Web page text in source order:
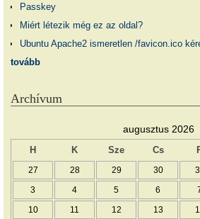
Passkey
Miért létezik még ez az oldal?
Ubuntu Apache2 ismeretlen /favicon.ico
tovább
Archívum
augusztus 2026
H K Sze Cs
27 28 29 30
3 4 5 6
10 11 12 13